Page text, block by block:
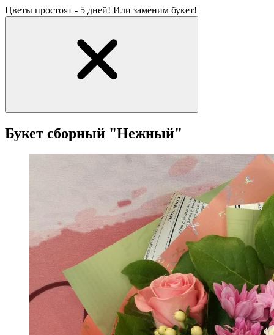
Цветы простоят - 5 дней! Или заменим букет!
Букет сборный "Нежный"